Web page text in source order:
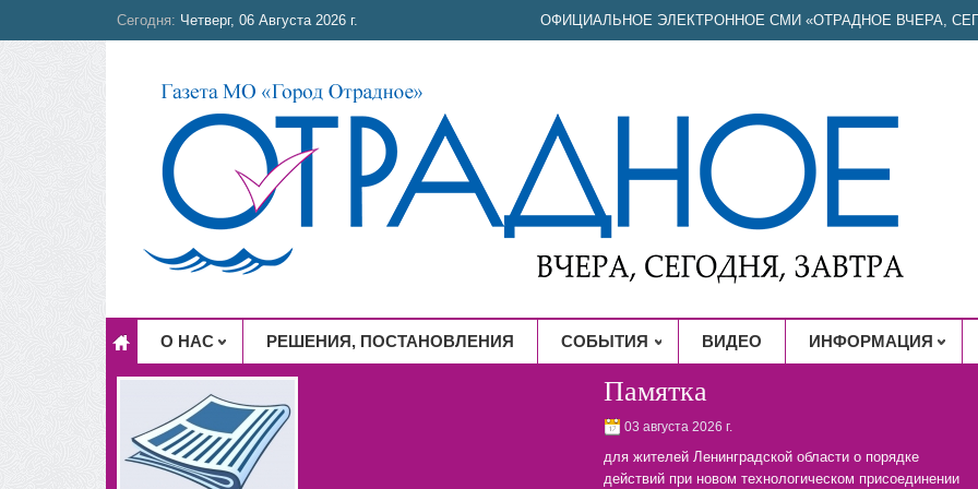
Сегодня: Четверг, 06 Августа 2026 г. ОФИЦИАЛЬНОЕ ЭЛЕКТРОННОЕ СМИ «ОТРАДНОЕ ВЧЕРА,
О НАС РЕШЕНИЯ, ПОСТАНОВЛЕНИЯ СОБЫТИЯ ВИДЕО ИНФОРМАЦИЯ
Памятка
03 августа 2026 г.
для жителей Ленинградской области о порядке
действий при новом технологическом присоединении